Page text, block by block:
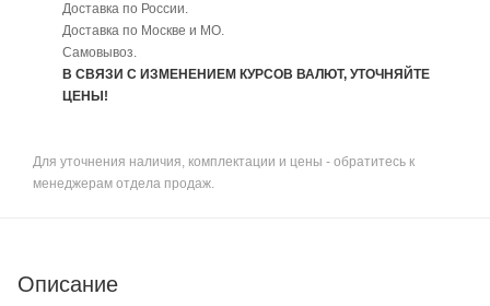
Доставка по России.
Доставка по Москве и МО.
Самовывоз.
В СВЯЗИ С ИЗМЕНЕНИЕМ КУРСОВ ВАЛЮТ, УТОЧНЯЙТЕ
ЦЕНЫ!
Для уточнения наличия, комплектации и цены - обратитесь к
менеджерам отдела продаж.
Описание